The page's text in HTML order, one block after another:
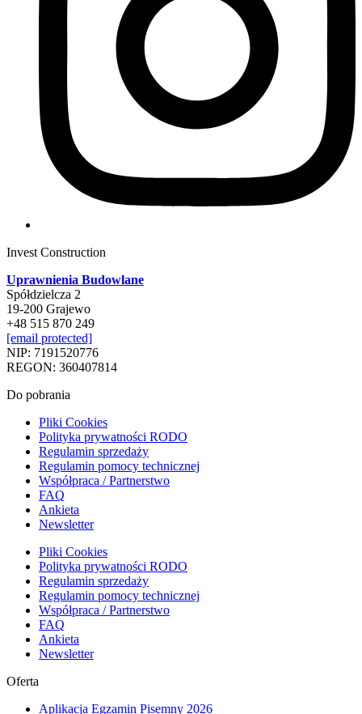
Invest Construction
Uprawnienia Budowlane
Spółdzielcza 2
19-200 Grajewo
+48 515 870 249
[email protected]
NIP: 7191520776
REGON: 360407814
Do pobrania
Pliki Cookies
Polityka prywatności RODO
Regulamin sprzedaży
Regulamin pomocy technicznej
Współpraca / Partnerstwo
FAQ
Ankieta
Newsletter
Pliki Cookies
Polityka prywatności RODO
Regulamin sprzedaży
Regulamin pomocy technicznej
Współpraca / Partnerstwo
FAQ
Ankieta
Newsletter
Oferta
Aplikacja Egzamin Pisemny 2026